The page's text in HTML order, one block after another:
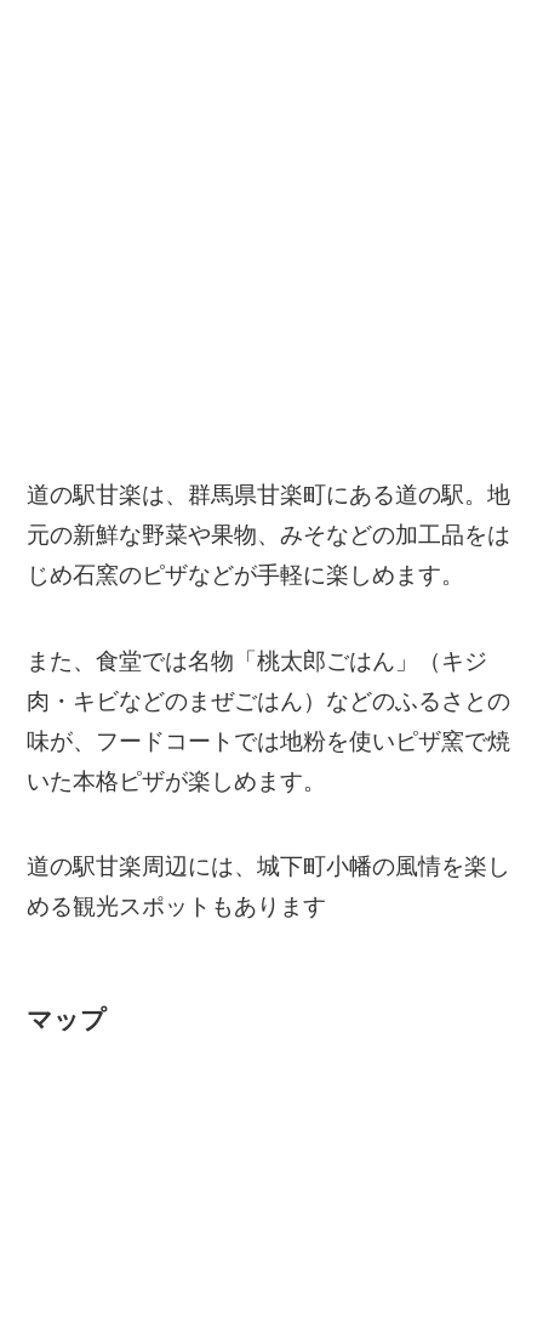
道の駅甘楽は、群馬県甘楽町にある道の駅。地
元の新鮮な野菜や果物、みそなどの加工品をは
じめ石窯のピザなどが手軽に楽しめます。
また、食堂では名物「桃太郎ごはん」（キジ
肉・キビなどのまぜごはん）などのふるさとの
味が、フードコートでは地粉を使いピザ窯で焼
いた本格ピザが楽しめます。
道の駅甘楽周辺には、城下町小幡の風情を楽し
める観光スポットもあります
マップ